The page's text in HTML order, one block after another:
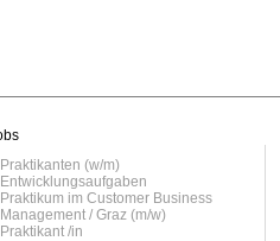
Praktikanten (w/m)
Entwicklungsaufgaben
Praktikum im Customer Business
Management / Graz (m/w)
Praktikant /in